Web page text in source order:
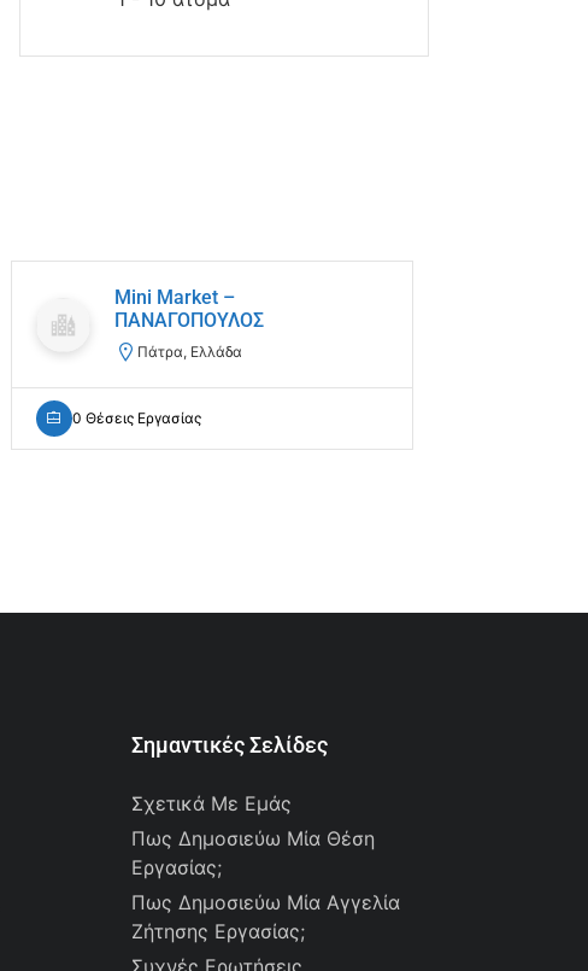
Mini Market –
ΠΑΝΑΓΟΠΟΥΛΟΣ
Πάτρα, Ελλάδα
0 Θέσεις Εργασίας
Σημαντικές Σελίδες
Σχετικά Με Εμάς
Πως Δημοσιεύω Μία Θέση
Εργασίας;
Πως Δημοσιεύω Μία Αγγελία
Ζήτησης Εργασίας;
Συχνές Ερωτήσεις